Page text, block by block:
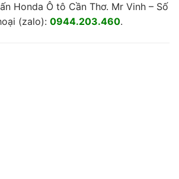
Honda Ô tô Cần Thơ. Mr Vinh – Số
(zalo): 0944.203.460.